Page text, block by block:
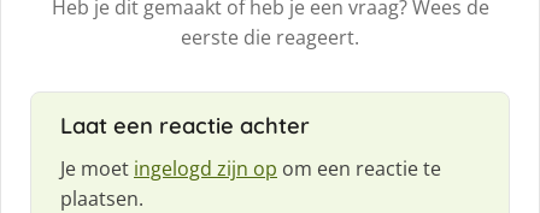
Heb je dit gemaakt of heb je een vraag? Wees de
eerste die reageert.
Laat een reactie achter
Je moet ingelogd zijn op om een reactie te
plaatsen.